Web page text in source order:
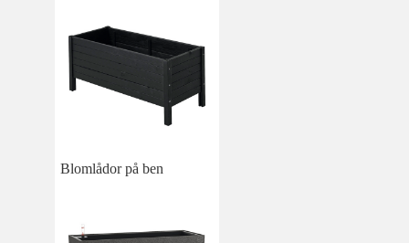
Blomlådor på ben